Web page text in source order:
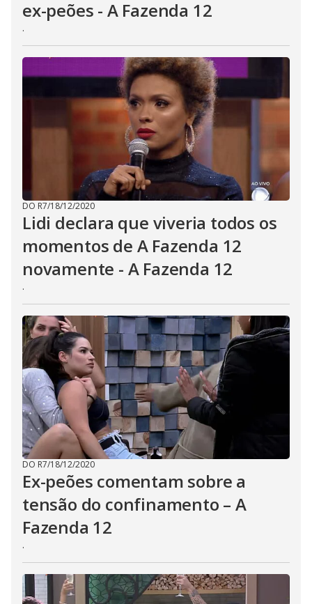
ex-peões - A Fazenda 12
.
DO R7/18/12/2020
Lidi declara que viveria todos os
momentos de A Fazenda 12
novamente - A Fazenda 12
.
DO R7/18/12/2020
Ex-peões comentam sobre a
tensão do confinamento – A
Fazenda 12
.